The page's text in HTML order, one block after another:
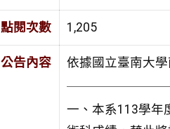
點閱次數 1,205
公告內容 依據國立臺南大
一、本系113學年